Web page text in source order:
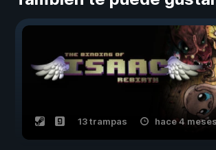
13 trampas hace 4 meses